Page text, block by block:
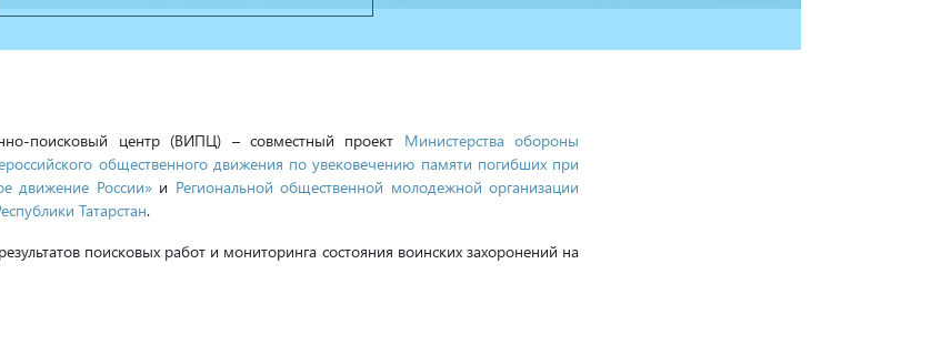
поисковый центр (ВИПЦ) – совместный проект Министерства обороны
общественного движения по увековечению памяти погибших при
движение России»и Региональной общественной молодежной организации
Татарстан.
поисковых работ и мониторинга состояния воинских захоронений на